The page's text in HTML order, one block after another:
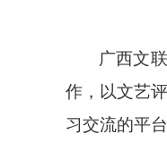
广西文
作，以文艺
习交流的平台